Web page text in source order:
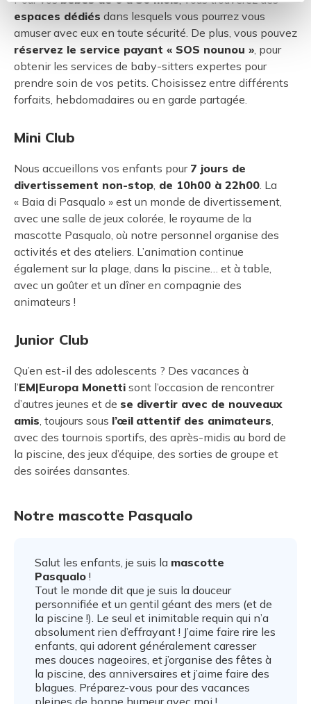
espaces dédiés dans lesquels vous pourrez vous
amuser avec eux en toute sécurité. De plus, vous pouvez
réservez le service payant « SOS nounou », pour
obtenir les services de baby-sitters expertes pour
prendre soin de vos petits. Choisissez entre différents
forfaits, hebdomadaires ou en garde partagée.
Mini Club
Nous accueillons vos enfants pour 7 jours de
divertissement non-stop, de 10h00 à 22h00. La
« Baia di Pasqualo » est un monde de divertissement,
avec une salle de jeux colorée, le royaume de la
mascotte Pasqualo, où notre personnel organise des
activités et des ateliers. L’animation continue
également sur la plage, dans la piscine… et à table,
avec un goûter et un dîner en compagnie des
animateurs !
Junior Club
Qu’en est-il des adolescents ? Des vacances à
l’EM|Europa Monetti sont l’occasion de rencontrer
d’autres jeunes et de se divertir avec de nouveaux
amis, toujours sous l’œil attentif des animateurs,
avec des tournois sportifs, des après-midis au bord de
la piscine, des jeux d’équipe, des sorties de groupe et
des soirées dansantes.
Notre mascotte Pasqualo
Salut les enfants, je suis la mascotte
Pasqualo !
Tout le monde dit que je suis la douceur
personnifiée et un gentil géant des mers (et de
la piscine !). Le seul et inimitable requin qui n’a
absolument rien d’effrayant ! J’aime faire rire les
enfants, qui adorent généralement caresser
mes douces nageoires, et j’organise des fêtes à
la piscine, des anniversaires et j’aime faire des
blagues. Préparez-vous pour des vacances